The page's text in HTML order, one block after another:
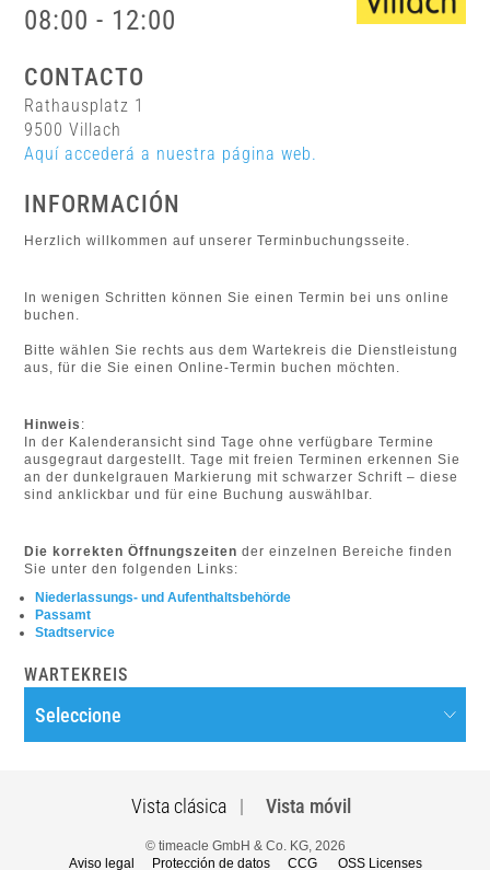
08:00 - 12:00
CONTACTO
Rathausplatz 1
9500 Villach
Aquí accederá a nuestra página web.
INFORMACIÓN
Herzlich willkommen auf unserer Terminbuchungsseite.
In wenigen Schritten können Sie einen Termin bei uns online
buchen.
Bitte wählen Sie rechts aus dem Wartekreis die Dienstleistung
aus, für die Sie einen Online-Termin buchen möchten.
Hinweis :
In der Kalenderansicht sind Tage ohne verfügbare Termine
ausgegraut dargestellt. Tage mit freien Terminen erkennen Sie
an der dunkelgrauen Markierung mit schwarzer Schrift – diese
sind anklickbar und für eine Buchung auswählbar.
Die korrekten Öffnungszeitender einzelnen Bereiche finden
Sie unter den folgenden Links:
Niederlassungs- und Aufenthaltsbehörde
Passamt
Stadtservice
WARTEKREIS
Vista clásica| Vista móvil
© timeacle GmbH & Co. KG, 2026
Aviso legal
Protección de datos CCG OSS Licenses